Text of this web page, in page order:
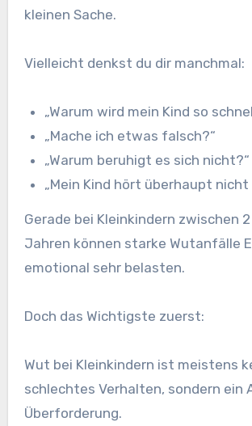
kleinen Sache.
Vielleicht denkst du dir manchmal:
„Warum wird mein Kind so
„Mache ich etwas falsch?“
„Warum beruhigt es sich nicht?“
„Mein Kind hört überhaupt nicht
Gerade bei Kleinkindern zwischen
Jahren können starke Wutanfälle
emotional sehr belasten.
Doch das Wichtigste zuerst:
Wut bei Kleinkindern ist meistens
schlechtes Verhalten, sondern ein
Überforderung.